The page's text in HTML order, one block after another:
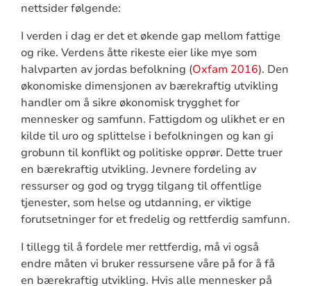
nettsider følgende:
I verden i dag er det et økende gap mellom fattige
og rike. Verdens åtte rikeste eier like mye som
halvparten av jordas befolkning (Oxfam 2016). Den
økonomiske dimensjonen av bærekraftig utvikling
handler om å sikre økonomisk trygghet for
mennesker og samfunn. Fattigdom og ulikhet er en
kilde til uro og splittelse i befolkningen og kan gi
grobunn til konflikt og politiske opprør. Dette truer
en bærekraftig utvikling. Jevnere fordeling av
ressurser og god og trygg tilgang til offentlige
tjenester, som helse og utdanning, er viktige
forutsetninger for et fredelig og rettferdig samfunn.
I tillegg til å fordele mer rettferdig, må vi også
endre måten vi bruker ressursene våre på for å få
en bærekraftig utvikling. Hvis alle mennesker på